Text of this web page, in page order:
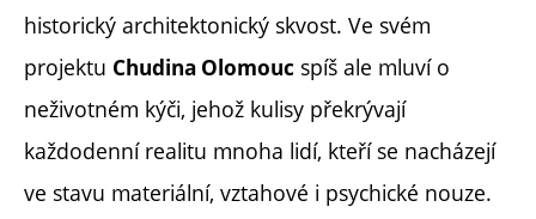
historický architektonický skvost. Ve svém
projektu Chudina Olomouc spíš ale mluví o
neživotném kýči, jehož kulisy překrývají
každodenní realitu mnoha lidí, kteří se nacházejí
ve stavu materiální, vztahové i psychické nouze.